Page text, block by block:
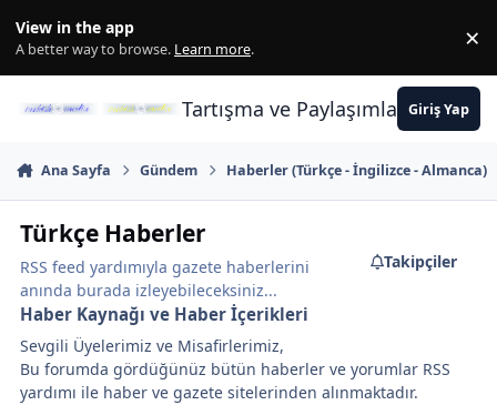
View in the app
A better way to browse. Learn more. ×
Tartışma ve PaylaşımlarınGiriş Yap
Ana Sayfa Gündem Haberler (Türkçe - İngilizce - Almanca)
Türkçe Haberler
RSS feed yardımıyla gazete haberlerini
anında burada izleyebileceksiniz...
Takipçiler
Haber Kaynağı ve Haber İçerikleri
Sevgili Üyelerimiz ve Misafirlerimiz,
Bu forumda gördüğünüz bütün haberler ve yorumlar RSS
yardımı ile haber ve gazete sitelerinden alınmaktadır.